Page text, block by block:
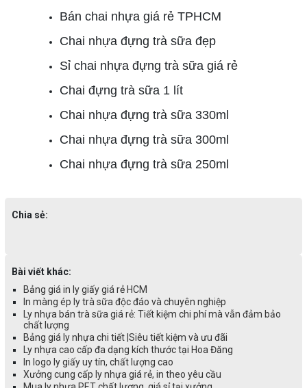
Bán chai nhựa giá rẻ TPHCM
Chai nhựa đựng trà sữa đẹp
Sỉ chai nhựa đựng trà sữa giá rẻ
Chai đựng trà sữa 1 lít
Chai nhựa đựng trà sữa 330ml
Chai nhựa đựng trà sữa 300ml
Chai nhựa đựng trà sữa 250ml
Chia sẻ:
Bài viết khác:
Bảng giá in ly giấy giá rẻ HCM
In màng ép ly trà sữa độc đáo và chuyên nghiệp
Ly nhựa bán trà sữa giá rẻ: Tiết kiệm chi phí mà vẫn đảm bảo
chất lượng
Bảng giá ly nhựa chi tiết |Siêu tiết kiệm và ưu đãi
Ly nhựa cao cấp đa dạng kích thước tại Hoa Đăng
In logo ly giấy uy tín, chất lượng cao
Xưởng cung cấp ly nhựa giá rẻ, in theo yêu cầu